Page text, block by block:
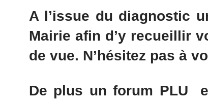
A l’issue du diagnostic
Mairie afin d’y recueillir
de vue. N’hésitez pas à
De plus un forum PLU